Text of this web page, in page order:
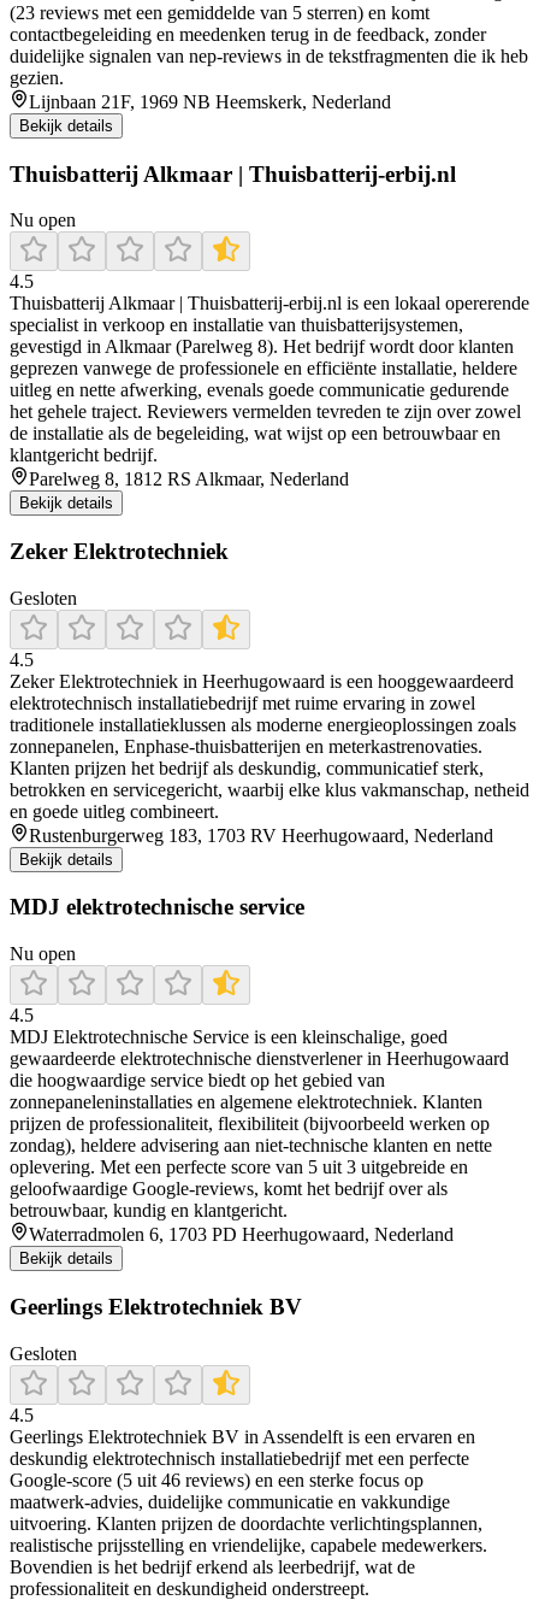
(23 reviews met een gemiddelde van 5 sterren) en komt
contactbegeleiding en meedenken terug in de feedback, zonder
duidelijke signalen van nep-reviews in de tekstfragmenten die ik heb
gezien.
Lijnbaan 21F, 1969 NB Heemskerk, Nederland
Bekijk details
Thuisbatterij Alkmaar | Thuisbatterij-erbij.nl
Nu open
4.5
Thuisbatterij Alkmaar | Thuisbatterij‑erbij.nl is een lokaal opererende
specialist in verkoop en installatie van thuisbatterijsystemen,
gevestigd in Alkmaar (Parelweg 8). Het bedrijf wordt door klanten
geprezen vanwege de professionele en efficiënte installatie, heldere
uitleg en nette afwerking, evenals goede communicatie gedurende
het gehele traject. Reviewers vermelden tevreden te zijn over zowel
de installatie als de begeleiding, wat wijst op een betrouwbaar en
klantgericht bedrijf.
Parelweg 8, 1812 RS Alkmaar, Nederland
Bekijk details
Zeker Elektrotechniek
Gesloten
4.5
Zeker Elektrotechniek in Heerhugowaard is een hooggewaardeerd
elektrotechnisch installatiebedrijf met ruime ervaring in zowel
traditionele installatieklussen als moderne energieoplossingen zoals
zonnepanelen, Enphase-thuisbatterijen en meterkastrenovaties.
Klanten prijzen het bedrijf als deskundig, communicatief sterk,
betrokken en servicegericht, waarbij elke klus vakmanschap, netheid
en goede uitleg combineert.
Rustenburgerweg 183, 1703 RV Heerhugowaard, Nederland
Bekijk details
MDJ elektrotechnische service
Nu open
4.5
MDJ Elektrotechnische Service is een kleinschalige, goed
gewaardeerde elektrotechnische dienstverlener in Heerhugowaard
die hoogwaardige service biedt op het gebied van
zonnepaneleninstallaties en algemene elektrotechniek. Klanten
prijzen de professionaliteit, flexibiliteit (bijvoorbeeld werken op
zondag), heldere advisering aan niet-technische klanten en nette
oplevering. Met een perfecte score van 5 uit 3 uitgebreide en
geloofwaardige Google-reviews, komt het bedrijf over als
betrouwbaar, kundig en klantgericht.
Waterradmolen 6, 1703 PD Heerhugowaard, Nederland
Bekijk details
Geerlings Elektrotechniek BV
Gesloten
4.5
Geerlings Elektrotechniek BV in Assendelft is een ervaren en
deskundig elektrotechnisch installatiebedrijf met een perfecte
Google-score (5 uit 46 reviews) en een sterke focus op
maatwerk‑advies, duidelijke communicatie en vakkundige
uitvoering. Klanten prijzen de doordachte verlichtingsplannen,
realistische prijsstelling en vriendelijke, capabele medewerkers.
Bovendien is het bedrijf erkend als leerbedrijf, wat de
professionaliteit en deskundigheid onderstreept.